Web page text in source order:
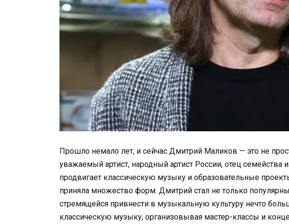
Прошло немало лет, и сейчас Дмитрий Маликов — это не
уважаемый артист, народный артист России, отец семейства
продвигает классическую музыку и образовательные
приняла множество форм. Дмитрий стал не только
стремящейся привнести в музыкальную культуру нечто
классическую музыку, организовывая мастер-классы и